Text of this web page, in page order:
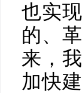
也实
的、
来，
加快